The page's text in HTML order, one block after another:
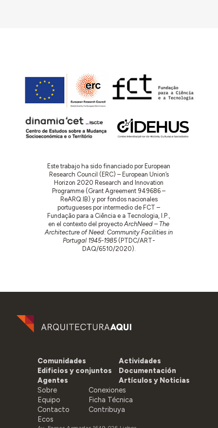
Este trabajo ha sido financiado por European
Research Council (ERC) – European Union’s
Horizon 2020 Research and Innovation
Programme (Grant Agreement 949686 –
ReARQ.IB) y por fondos nacionales
portugueses por intermedio de FCT –
Fundação para a Ciência e a Tecnologia, I.P.,
en el contexto del proyectoArchNeed – The
Architecture of Need: Community Facilities in
Portugal 1945-1985(PTDC/ART-
DAQ/6510/2020).
Comunidades
Edificios y conjuntos
Agentes
Actividades
Documentación
Artículos y Noticias
Sobre
Equipo
Contacto
Ecos
Conexiones
Ficha Técnica
Contribuya